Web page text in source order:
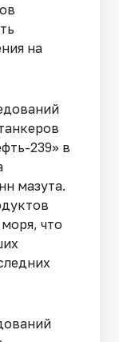
на
239» в
мазута.
что